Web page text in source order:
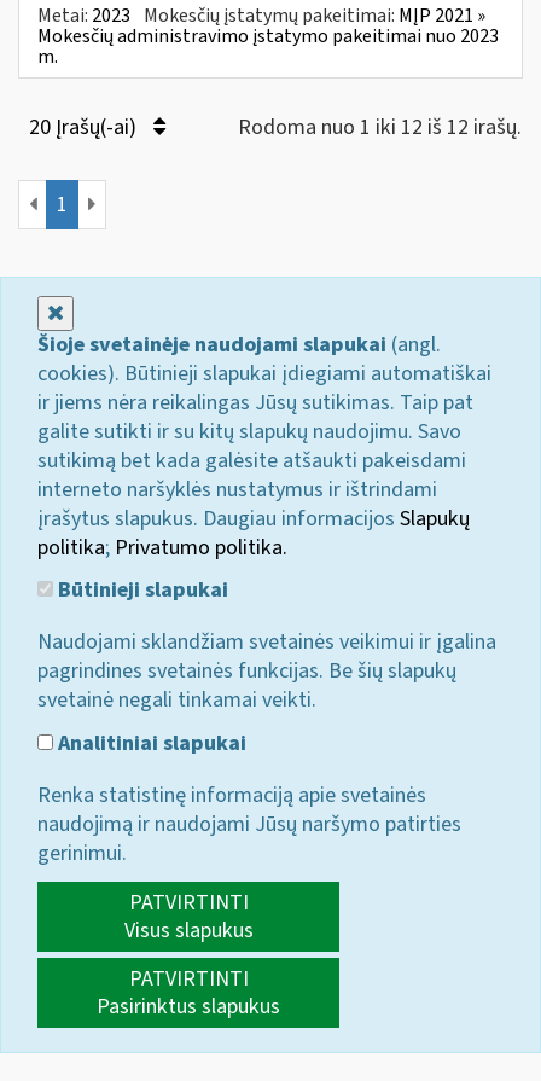
Metai: 2023 Mokesčių įstatymų pakeitimai: MĮP 2021 »
Mokesčių administravimo įstatymo pakeitimai nuo 2023
m.
20 Įrašų(-ai) Rodoma nuo 1 iki 12 iš 12 irašų.
1
Šioje svetainėje naudojami slapukai (angl.
cookies). Būtinieji slapukai įdiegiami automatiškai
ir jiems nėra reikalingas Jūsų sutikimas. Taip pat
galite sutikti ir su kitų slapukų naudojimu. Savo
sutikimą bet kada galėsite atšaukti pakeisdami
interneto naršyklės nustatymus ir ištrindami
įrašytus slapukus. Daugiau informacijos Slapukų
politika; Privatumo politika.
Būtinieji slapukai
Naudojami sklandžiam svetainės veikimui ir įgalina
pagrindines svetainės funkcijas. Be šių slapukų
svetainė negali tinkamai veikti.
Analitiniai slapukai
Renka statistinę informaciją apie svetainės
naudojimą ir naudojami Jūsų naršymo patirties
gerinimui.
PATVIRTINTI
Visus slapukus
PATVIRTINTI
Pasirinktus slapukus